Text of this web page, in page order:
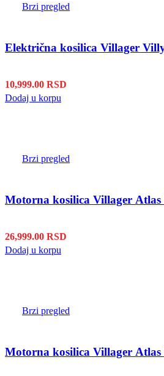
Brzi pregled
Električna kosilica Villager
10,999.00 RSD
Dodaj u korpu
Brzi pregled
Motorna kosilica Villager Atlas
26,999.00 RSD
Dodaj u korpu
Brzi pregled
Motorna kosilica Villager Atlas